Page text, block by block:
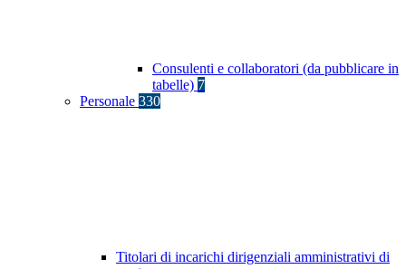
Consulenti e collaboratori (da pubblicare in
tabelle) 7
Personale 330
Titolari di incarichi dirigenziali amministrativi di